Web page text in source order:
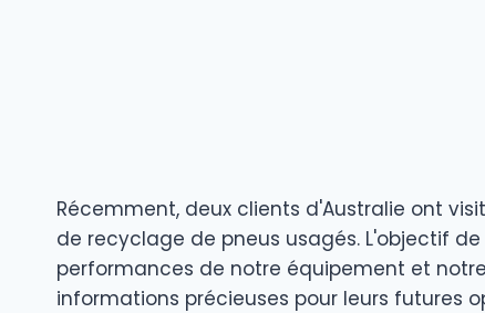
Récemment, deux clients d'Australie ont
de recyclage de pneus usagés. L'objectif
performances de notre équipement et
informations précieuses pour leurs futures